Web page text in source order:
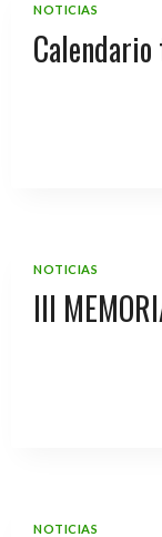
NOTICIAS
NOTICIAS
III
NOTICIAS